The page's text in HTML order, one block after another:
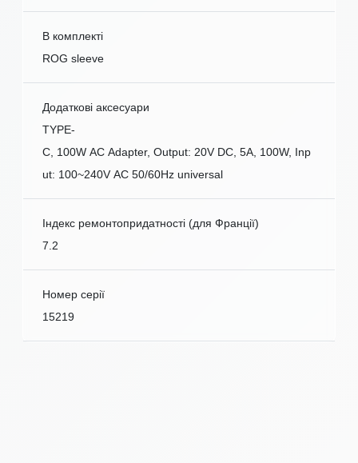
В комплекті
ROG sleeve
Додаткові аксесуари
TYPE-
C, 100W AC Adapter, Output: 20V DC, 5A, 100W, Inp
ut: 100~240V AC 50/60Hz universal
Індекс ремонтопридатності (для Франції)
7.2
Номер серії
15219